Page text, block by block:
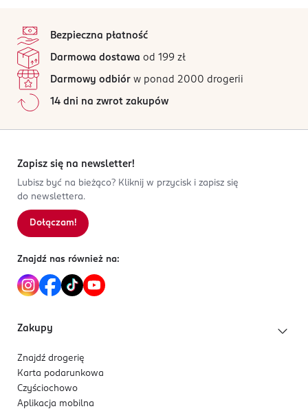
Nuty zapachowe:
Nuty głowy: mandarynka
Nuty serca: ananas
Nuty bazy: wanilia - paczula
ADOPT
rue d'aboukir 28
75002
PARIS
charlotte.droin@adopt.fr
0630124812
3 701429 822095
Wszystkie opinie są zweryfikowane zakupem.
4
0%
2
1
0%
Sortowanie wg
Bezpieczna płatność
Darmowa dostawa od 199 zł
Darmowy odbiór w ponad 2000 drogerii
14 dni na zwrot zakupów
Zapisz się na newsletter!
Lubisz być na bieżąco? Kliknij w przycisk i zapisz się
do newslettera.
Dołączam!
Znajdź nas również na:
Zakupy
Znajdź drogerię
Karta podarunkowa
Czyściochowo
Aplikacja mobilna